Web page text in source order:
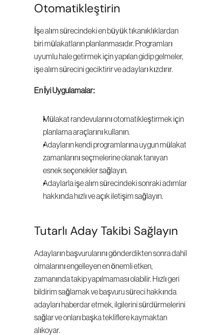
Otomatikleştirin
İşe alım sürecindeki en büyük tıkanıklıklardan
biri mülakatların planlanmasıdır. Programları
uyumlu hale getirmek için yapılan gidip gelmeler,
işe alım sürecini geciktirir ve adayları kızdırır.
En İyi Uygulamalar:
Mülakat randevularını otomatikleştirmek için
planlama araçlarını kullanın.
Adayların kendi programlarına uygun mülakat
zamanlarını seçmelerine olanak tanıyan
esnek seçenekler sağlayın.
Adaylarla işe alım sürecindeki sonraki adımlar
hakkında hızlı ve açık iletişim sağlayın.
Tutarlı Aday Takibi Sağlayın
Adayların başvurularını gönderdikten sonra dahil
olmalarını engelleyen en önemli etken,
zamanında takip yapılmaması olabilir. Hızlı geri
bildirim sağlamak ve başvuru süreci hakkında
adayları haberdar etmek, ilgilerini sürdürmelerini
sağlar ve onları başka tekliflere kaymaktan
alıkoyar.